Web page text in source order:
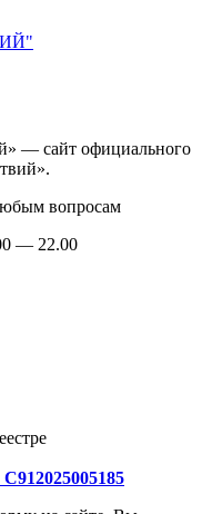
— сайт официального
вопросам
— 22.00